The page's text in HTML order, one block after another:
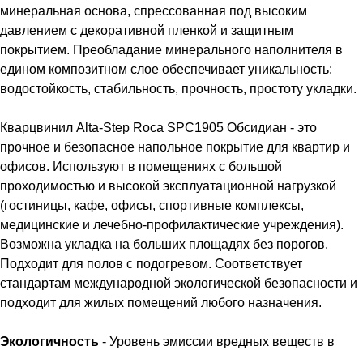
минеральная основа, спрессованная под высоким
давлением с декоративной пленкой и защитным
покрытием. Преобладание минерального наполнителя в
едином композитном слое обеспечивает уникальность:
водостойкость, стабильность, прочность, простоту укладки.
Кварцвинил Alta-Step Roca SPC1905 Обсидиан - это
прочное и безопасное напольное покрытие для квартир и
офисов. Используют в помещениях с большой
проходимостью и высокой эксплуатационной нагрузкой
(гостиницы, кафе, офисы, спортивные комплексы,
медицинские и лечебно-профилактические учреждения).
Возможна укладка на больших площадях без порогов.
Подходит для полов с подогревом. Соответствует
стандартам международной экологической безопасности и
подходит для жилых помещений любого назначения.
Экологичность - Уровень эмиссии вредных веществ в